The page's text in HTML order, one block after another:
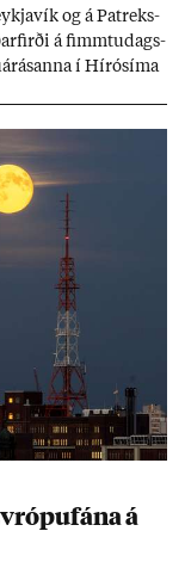
og á Pat­reks­
á fimmtu­dags­
í Hírósíma
á